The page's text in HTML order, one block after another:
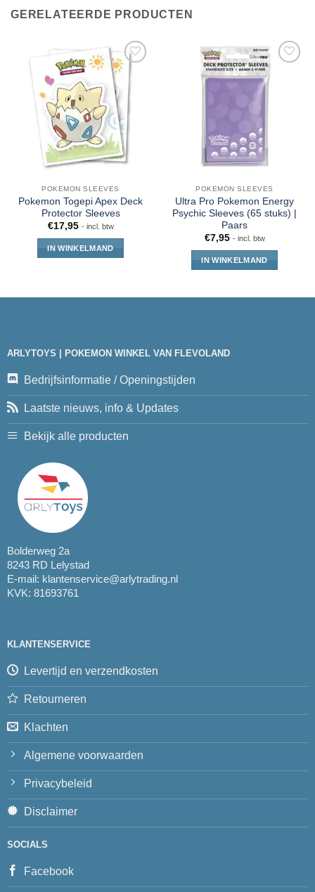
GERELATEERDE PRODUCTEN
POKEMON SLEEVES
Pokemon Togepi Apex Deck
Protector Sleeves
€17,95 - incl. btw
IN WINKELMAND
POKEMON SLEEVES
Ultra Pro Pokemon Energy
Psychic Sleeves (65 stuks) |
Paars
€7,95 - incl. btw
IN WINKELMAND
ARLYTOYS | POKEMON WINKEL VAN FLEVOLAND
Bedrijfsinformatie / Openingstijden
Laatste nieuws, info & Updates
Bekijk alle producten
Bolderweg 2a
8243 RD Lelystad
E-mail: klantenservice@arlytrading.nl
KVK: 81693761
KLANTENSERVICE
Levertijd en verzendkosten
Retourneren
Klachten
Algemene voorwaarden
Privacybeleid
Disclaimer
SOCIALS
Facebook